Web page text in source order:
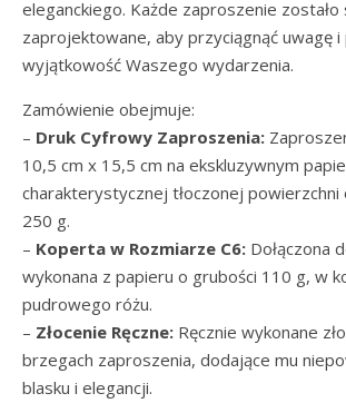
eleganckiego. Każde zaproszenie zostało
zaprojektowane, aby przyciągnąć uwagę i
wyjątkowość Waszego wydarzenia.
Zamówienie obejmuje:
– Druk Cyfrowy Zaproszenia:
10,5 cm x 15,5 cm na ekskluzywnym
charakterystycznej tłoczonej
250 g.
– Koperta w Rozmiarze C6: Dołączona
wykonana z papieru o grubości 110 g, w
pudrowego różu.
– Złocenie Ręczne: Ręcznie wykonane
brzegach zaproszenia, dodające mu
blasku i elegancji.